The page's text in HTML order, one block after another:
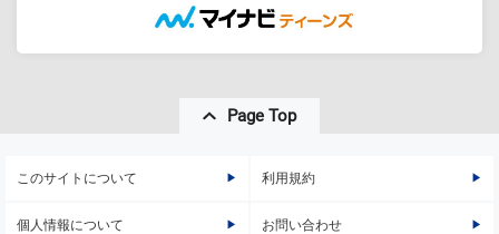
Page Top
このサイトについて 利用規約
個人情報について お問い合わせ